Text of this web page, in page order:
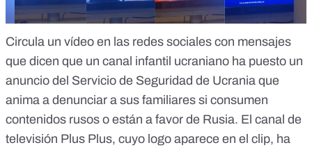
Circula un vídeo en las redes sociales con mensajes
que dicen que un canal infantil ucraniano ha puesto un
anuncio del Servicio de Seguridad de Ucrania que
anima a denunciar a sus familiares si consumen
contenidos rusos o están a favor de Rusia. El canal de
televisión Plus Plus, cuyo logo aparece en el clip, ha